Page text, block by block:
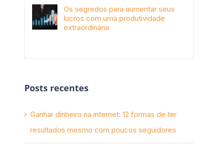
Os segredos para aumentar seus
lucros com uma produtividade
extraordinária
Posts recentes
Ganhar dinheiro na internet: 12 formas de ter
resultados mesmo com poucos seguidores